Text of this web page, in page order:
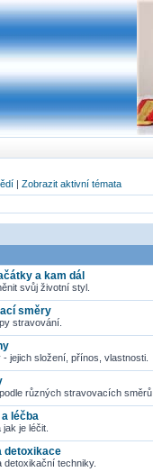
| Zobrazit aktivní témata
a kam dál
svůj životní styl.
směry
stravování.
- jejich složení, přínos, vlastnosti.
různých stravovacích směrů.
léčba
jak je léčit.
detoxikace
detoxikační techniky.